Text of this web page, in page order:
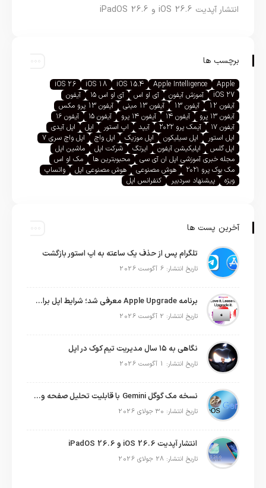
انتشار آپدیت iOS 26.6 و iPadOS 26.6
برچسب ها
Apple
Apple Intelligence
iOS 15.4
iOS 18
iOS 26
iOS 27
آموزش آیفون آی او اس آی او اس ۱۵
آیفون
آیفون 12
آیفون 13 آیفون 13 مینی
آیفون 13 پرو مکس
آیفون ۱۳ پرو
آیفون ۱۴ آیفون ۱۴ پرو آیفون ۱۵
آیفون ۱۶
آیفون ۱۷
آیمک پرو ۲۰۲۲ آیپد اپ استور اپل
اپل آیدی
اپل استور
اپل سیلیکون اپل موزیک اپل واچ
اپل واچ سری ۷
اپل گلس
اپلیکیشن آیفون ایرتگ شرکت اپل
ماشین اپل
مجله خبری آموزشی اپل ان آی سی
محبوبترین ها
مک او اس
مک بوک پرو ۲۰۲۱
هوش مصنوعی هوش مصنوعی اپل
واتساپ
ویژه
پیشنهاد سردبیر کنفرانس اپل
آخرین پست ها
تلگرام پس از حذف یک ساعته به اپ استور بازگشت
تاریخ انتشار: 6 آگوست 2026
برنامه Apple Upgrade معرفی شد؛ شرایط اپل برای اجاره آیفون، آیپد، مک و اپل واچ
تاریخ انتشار: 2 آگوست 2026
نگاهی به ۱۵ سال مدیریت تیم کوک در اپل
تاریخ انتشار: 1 آگوست 2026
نسخه مک گوگل Gemini با قابلیت تحلیل صفحه و دستورات صوتی در به‌روزرسانی جدید
تاریخ انتشار: 30 جولای 2026
انتشار آپدیت iOS 26.6 و iPadOS 26.6
تاریخ انتشار: 28 جولای 2026